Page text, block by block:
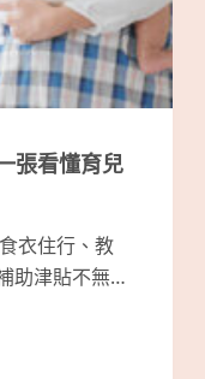
張看懂育兒
衣住行、教
助津貼不無…